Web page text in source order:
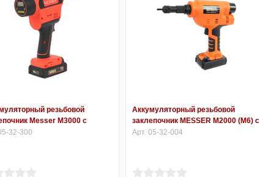
резьбовой
Messer M3000 с
системой настройки
32-300
Аккумуляторный резьбовой
заклепочник MESSER M2000 (М6) с
двумя Li-Ion аккумуляторами
Арт. 05-32-004